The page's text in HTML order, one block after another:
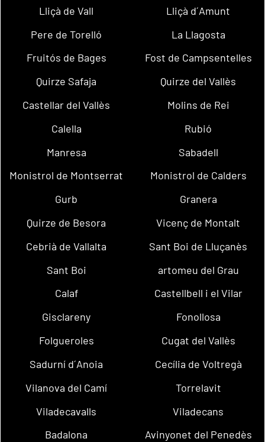
Lliçà de Vall
Lliçà d´Amunt
Pere de Torelló
La Llagosta
Fruitós de Bages
Fost de Campsentelles
Quirze Safaja
Quirze del Vallès
Castellar del Vallès
Molins de Rei
Calella
Rubió
Manresa
Sabadell
Monistrol de Montserrat
Monistrol de Calders
Gurb
Granera
Quirze de Besora
Vicenç de Montalt
Cebrià de Vallalta
Sant Boi de Lluçanès
Sant Boi
artomeu del Grau
Calaf
Castellbell i el Vilar
Gisclareny
Fonollosa
Folgueroles
Cugat del Vallès
Sadurní d´Anoia
Cecília de Voltregà
Vilanova del Camí
Torrelavit
Viladecavalls
Viladecans
Badalona
Avinyonet del Penedès